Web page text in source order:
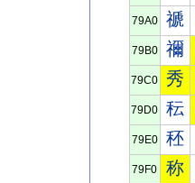
79A0 禠
79B0 禰
79C0 秀
79D0 秐
79E0 秠
79F0 称